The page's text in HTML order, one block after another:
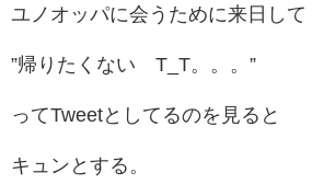
ユノオッパに会うために来日して
”帰りたくない T_T。。。”
ってTweetとしてるのを見ると
キュンとする。